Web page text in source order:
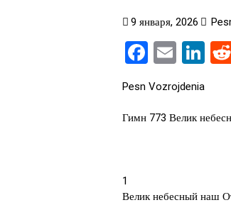
9 января, 2026
Email
Pesn Vozrojdenia
Гимн 773 Велик
1
Велик небесный наш